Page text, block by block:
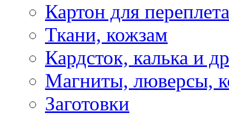
Картон для переплета
Ткани, кожзам
Кардсток, калька и
Магниты, люверсы,
Заготовки